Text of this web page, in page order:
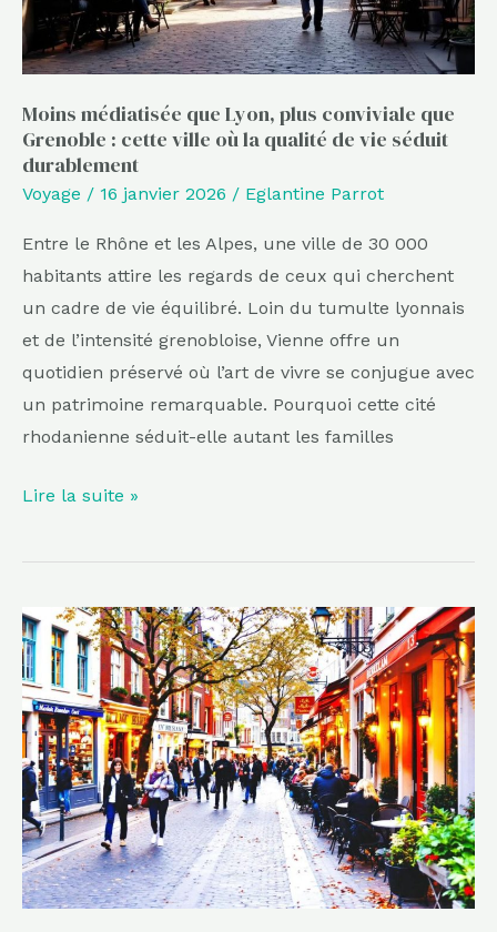
Moins médiatisée que Lyon, plus conviviale que
Grenoble : cette ville où la qualité de vie séduit
durablement
Voyage / 16 janvier 2026 / Eglantine Parrot
Entre le Rhône et les Alpes, une ville de 30 000
habitants attire les regards de ceux qui cherchent
un cadre de vie équilibré. Loin du tumulte lyonnais
et de l’intensité grenobloise, Vienne offre un
quotidien préservé où l’art de vivre se conjugue avec
un patrimoine remarquable. Pourquoi cette cité
rhodanienne séduit-elle autant les familles
Grenoble
:
cette
ville
où
la
qualité
de
vie
séduit
durablement
Lire la suite »
Moins
touristique
que
Bruges,
plus
chaleureuse
que
Gand
:
cette